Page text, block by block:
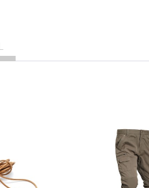
empfehlen daher Frauen die
zu bleiben (Bsp. Sie